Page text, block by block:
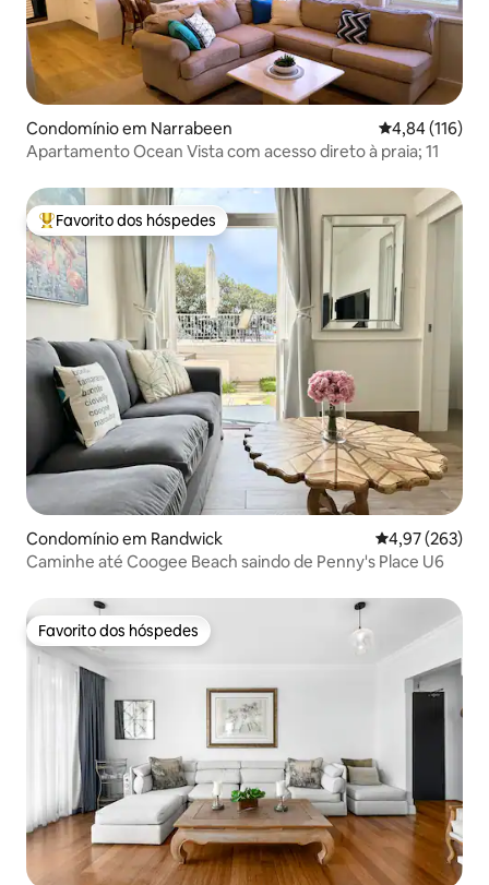
Condomínio em Narrabeen Classificação
4,84 (116)
Apartamento Ocean Vista com acesso direto à praia; 11
Favoritos dos hóspedes mais apreciados
Favorito dos hóspedes
Condomínio em Randwick Classificação
4,97 (263)
Caminhe até Coogee Beach saindo de Penny's Place U6
Favorito dos hóspedes
Favorito dos hóspedes